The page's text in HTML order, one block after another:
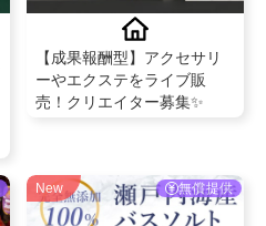
【成果報酬型】アクセサリ
ーやエクステをライブ販
売！クリエイター募集✨
New 無償提供